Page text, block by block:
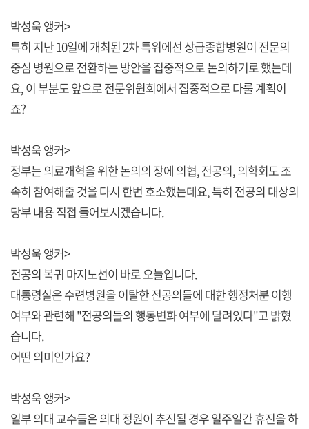
박성욱 앵커>
특히 지난 10일에 개최된 2차 특위에선 상급종합병원이 전문의
중심 병원으로 전환하는 방안을 집중적으로 논의하기로 했는데
요, 이 부분도 앞으로 전문위원회에서 집중적으로 다룰 계획이
죠?
박성욱 앵커>
정부는 의료개혁을 위한 논의의 장에 의협, 전공의, 의학회도 조
속히 참여해줄 것을 다시 한번 호소했는데요, 특히 전공의 대상의
당부 내용 직접 들어보시겠습니다.
박성욱 앵커>
전공의 복귀 마지노선이 바로 오늘입니다.
대통령실은 수련병원을 이탈한 전공의들에 대한 행정처분 이행
여부와 관련해 "전공의들의 행동변화 여부에 달려있다"고 밝혔
습니다.
어떤 의미인가요?
박성욱 앵커>
일부 의대 교수들은 의대 정원이 추진될 경우 일주일간 휴진을 하